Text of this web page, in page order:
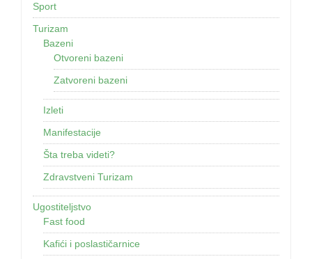
Sport
Turizam
Bazeni
Otvoreni bazeni
Zatvoreni bazeni
Izleti
Manifestacije
Šta treba videti?
Zdravstveni Turizam
Ugostiteljstvo
Fast food
Kafići i poslastičarnice